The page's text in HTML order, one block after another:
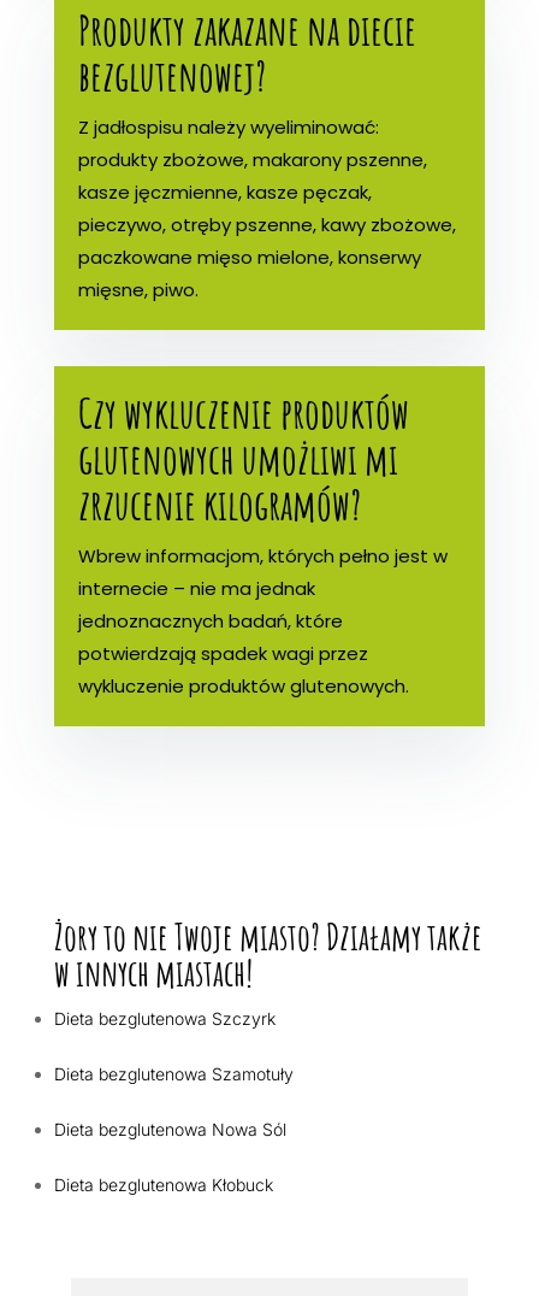
Produkty zakazane na diecie
bezglutenowej?
Z jadłospisu należy wyeliminować:
produkty zbożowe, makarony pszenne,
kasze jęczmienne, kasze pęczak,
pieczywo, otręby pszenne, kawy zbożowe,
paczkowane mięso mielone, konserwy
mięsne, piwo.
Czy wykluczenie produktów
glutenowych umożliwi mi
zrzucenie kilogramów?
Wbrew informacjom, których pełno jest w
internecie – nie ma jednak
jednoznacznych badań, które
potwierdzają spadek wagi przez
wykluczenie produktów glutenowych.
Żory to nie Twoje miasto? Działamy także
w innych miastach!
Dieta bezglutenowa Szczyrk
Dieta bezglutenowa Szamotuły
Dieta bezglutenowa Nowa Sól
Dieta bezglutenowa Kłobuck